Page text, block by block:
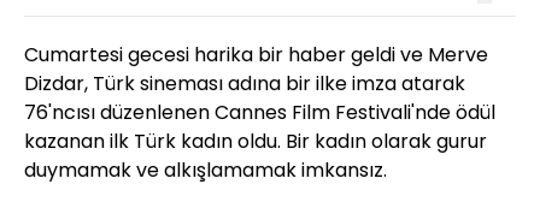
Cumartesi gecesi harika bir haber geldi ve Merve
Dizdar, Türk sineması adına bir ilke imza atarak
76'ncısı düzenlenen Cannes Film Festivali'nde ödül
kazanan ilk Türk kadın oldu. Bir kadın olarak gurur
duymamak ve alkışlamamak imkansız.